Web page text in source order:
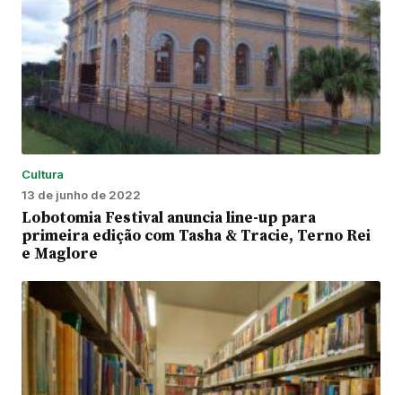
Cultura
13 de junho de 2022
Lobotomia Festival anuncia line-up para
primeira edição com Tasha & Tracie, Terno Rei
e Maglore